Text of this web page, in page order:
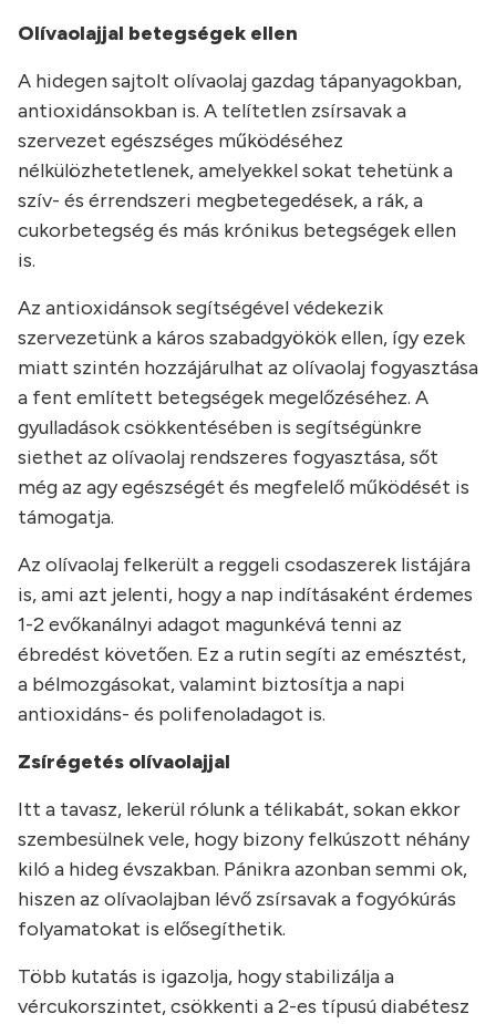
Olívaolajjal betegségek ellen
A hidegen sajtolt olívaolaj gazdag tápanyagokban,
antioxidánsokban is. A telítetlen zsírsavak a
szervezet egészséges működéséhez
nélkülözhetetlenek, amelyekkel sokat tehetünk a
szív- és érrendszeri megbetegedések, a rák, a
cukorbetegség és más krónikus betegségek ellen
is.
Az antioxidánsok segítségével védekezik
szervezetünk a káros szabadgyökök ellen, így ezek
miatt szintén hozzájárulhat az olívaolaj fogyasztása
a fent említett betegségek megelőzéséhez. A
gyulladások csökkentésében is segítségünkre
siethet az olívaolaj rendszeres fogyasztása, sőt
még az agy egészségét és megfelelő működését is
támogatja.
Az olívaolaj felkerült a reggeli csodaszerek listájára
is, ami azt jelenti, hogy a nap indításaként érdemes
1-2 evőkanálnyi adagot magunkévá tenni az
ébredést követően. Ez a rutin segíti az emésztést,
a bélmozgásokat, valamint biztosítja a napi
antioxidáns- és polifenoladagot is.
Zsírégetés olívaolajjal
Itt a tavasz, lekerül rólunk a télikabát, sokan ekkor
szembesülnek vele, hogy bizony felkúszott néhány
kiló a hideg évszakban. Pánikra azonban semmi ok,
hiszen az olívaolajban lévő zsírsavak a fogyókúrás
folyamatokat is elősegíthetik.
Több kutatás is igazolja, hogy stabilizálja a
vércukorszintet, csökkenti a 2-es típusú diabétesz